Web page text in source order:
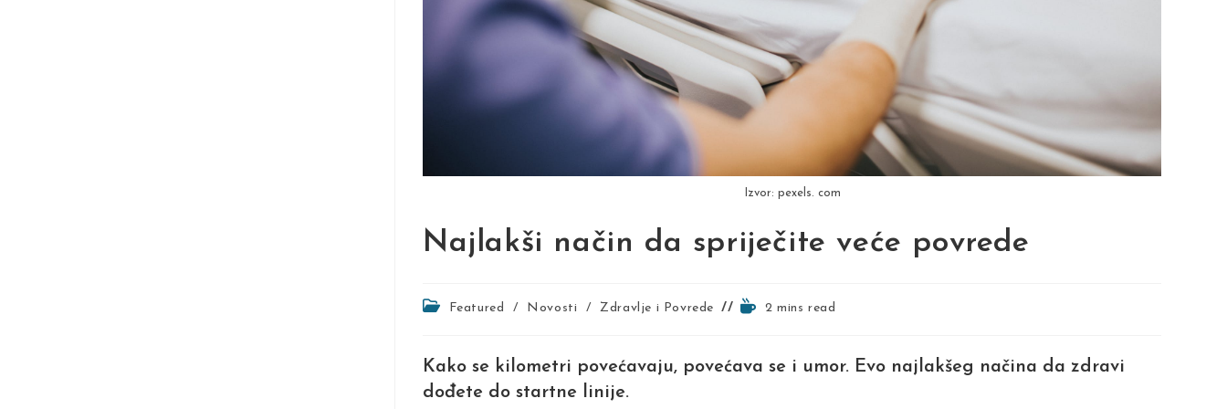
Izvor: pexels. com
Najlakši način da spriječite veće povrede
PostFeatured / Novosti / Zdravlje i Povrede
Reading2 mins read
Kako se kilometri povećavaju, povećava se i umor. Evo najlakšeg načina da zdravi
dođete do startne linije.